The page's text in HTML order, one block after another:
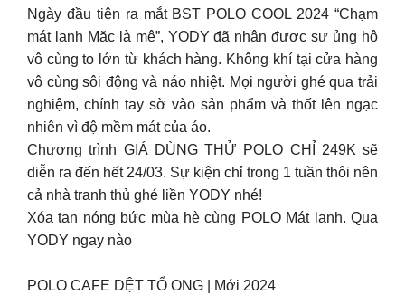
Ngày đầu tiên ra mắt BST POLO COOL 2024 “Chạm
mát lạnh Mặc là mê”, YODY đã nhận được sự ủng hộ
vô cùng to lớn từ khách hàng. Không khí tại cửa hàng
vô cùng sôi động và náo nhiệt. Mọi người ghé qua trải
nghiệm, chính tay sờ vào sản phẩm và thốt lên ngạc
nhiên vì độ mềm mát của áo.
Chương trình GIÁ DÙNG THỬ POLO CHỈ 249K sẽ
diễn ra đến hết 24/03. Sự kiện chỉ trong 1 tuần thôi nên
cả nhà tranh thủ ghé liền YODY nhé!
Xóa tan nóng bức mùa hè cùng POLO Mát lạnh. Qua
YODY ngay nào
POLO CAFE DỆT TỔ ONG | Mới 2024